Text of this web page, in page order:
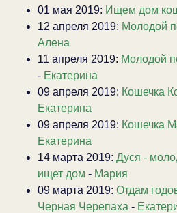
01 мая 2019: Ищем дом
12 апреля 2019: Молодой
Алена
11 апреля 2019: Молодой
- Екатерина
09 апреля 2019: Кошечка
Екатерина
09 апреля 2019: Кошечка
Екатерина
14 марта 2019: Дуся -
ищет дом - Мария
09 марта 2019: Отдам
Черная Черепаха -